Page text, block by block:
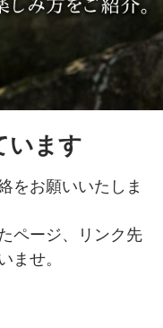
います
をお願いいたしま
ページ、リンク先
ませ。